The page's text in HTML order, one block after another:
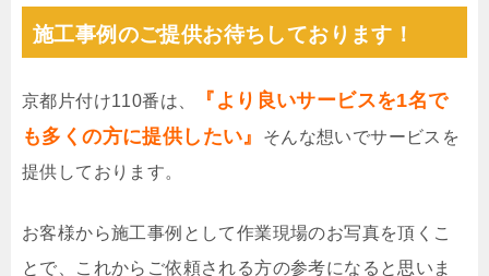
施工事例のご提供お待ちしております！
京都片付け110番は、
『より良いサービスを1名で
も多くの方に提供したい』
そんな想いでサービスを
提供しております。
お客様から施工事例として作業現場のお写真を頂くこ
とで、これからご依頼される方の参考になると思いま